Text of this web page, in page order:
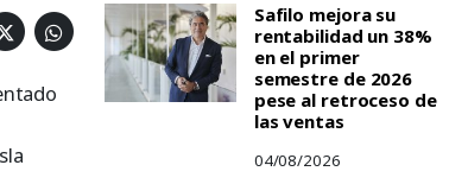
Safilo mejora su
rentabilidad un 38%
en el primer
semestre de 2026
pese al retroceso de
las ventas
04/08/2026